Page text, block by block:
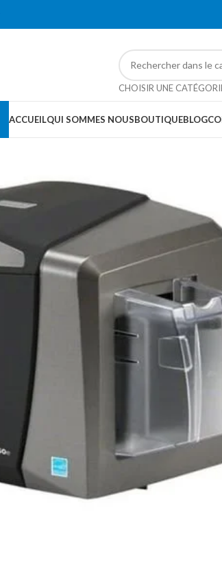
CHOISIR UNE
ACCUEILQUI SOMMES NOUSBOUTIQUEBLOG